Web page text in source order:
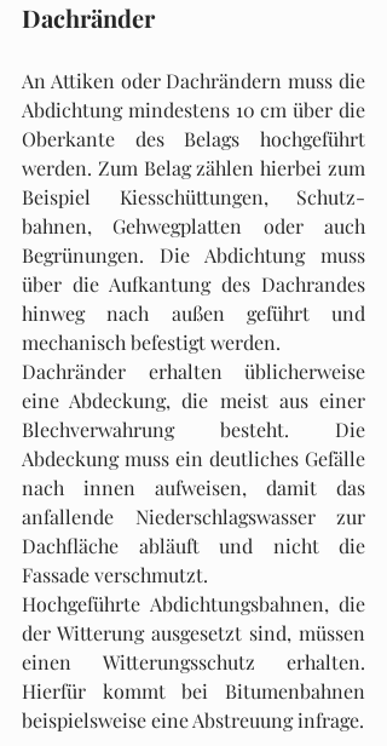
Dachränder
An Attiken oder Dachrändern muss die
Abdichtung mindestens 10 cm über die
Oberkante des Belags hochgeführt
werden. Zum Belag zählen hierbei zum
Beispiel Kiesschüttungen, Schutz­
bahnen, Gehwegplatten oder auch
Begrünungen. Die Abdichtung muss
über die Aufkantung des Dachrandes
hinweg nach außen geführt und
mechanisch befestigt werden.
Dachränder erhalten üblicherweise
eine Abdeckung, die meist aus einer
Blechverwahrung be­steht. Die
Abdeckung muss ein deutliches Gefälle
nach innen aufweisen, damit das
anfallende Niederschlagswasser zur
Dachfläche abläuft und nicht die
Fassade verschmutzt.
Hochgeführte Abdichtungsbahnen, die
der Witterung ausgesetzt sind, müssen
einen Witte­rungsschutz erhalten.
Hierfür kommt bei Bitumenbahnen
beispielsweise eine Abstreuung infrage.